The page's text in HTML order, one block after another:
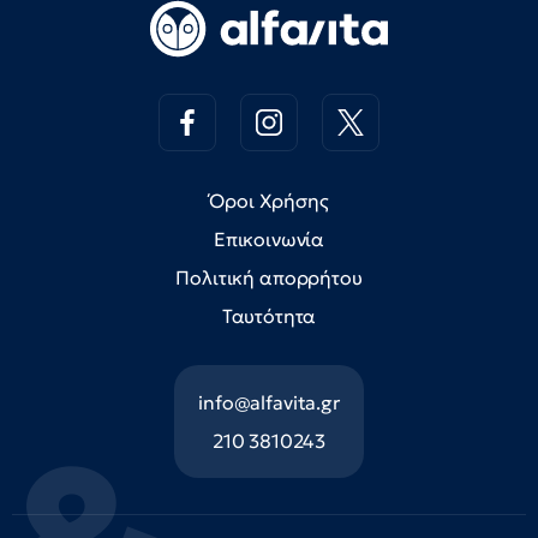
Όροι Χρήσης
Επικοινωνία
Πολιτική απορρήτου
Ταυτότητα
info@alfavita.gr
210 3810243